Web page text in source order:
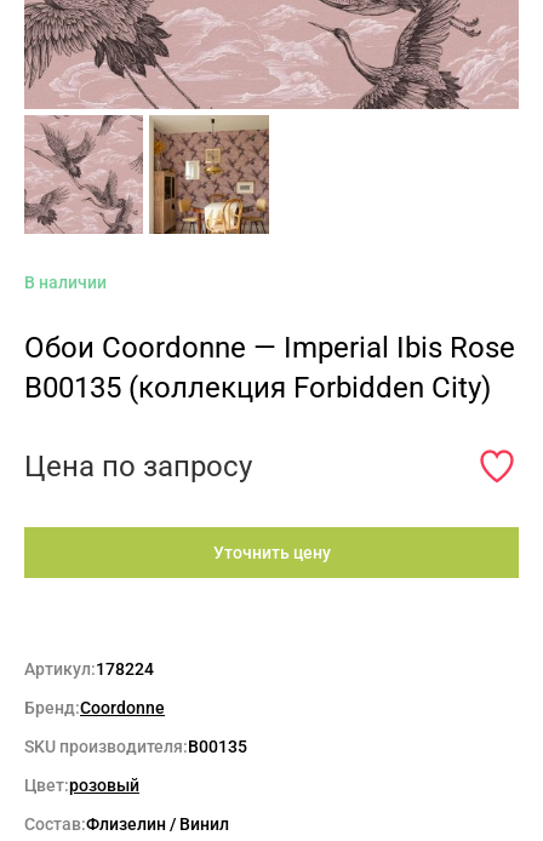
В наличии
Обои Coordonne — Imperial Ibis Rose
B00135 (коллекция Forbidden City)
Цена по запросу
Уточнить цену
Артикул:178224
Бренд:Coordonne
SKU производителя:B00135
Цвет:розовый
Состав:Флизелин / Винил